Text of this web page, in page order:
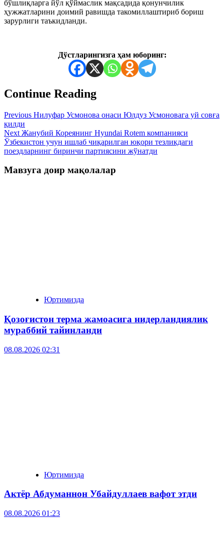
бўшлиқларга йўл қўймаслик мақсадида қонунчилик
ҳужжатларини доимий равишда такомиллаштириб бориш
зарурлиги таъкидланди.
Дўстларингизга ҳам юборинг:
Continue Reading
Previous Нилуфар Усмонова онаси Юлдуз Усмоновага уй совға
қилди
Next Жанубий Кореянинг Hyundai Rotem компанияси
Ўзбекистон учун ишлаб чиқарилган юқори тезликдаги
поездларнинг биринчи партиясини жўнатди
Мавзуга доир мақолалар
Юртимизда
Қозоғистон терма жамоасига нидерландиялик
мураббий тайинланди
08.08.2026 02:31
Юртимизда
Актёр Абду­маннон Убайдуллаев вафот этди
08.08.2026 01:23